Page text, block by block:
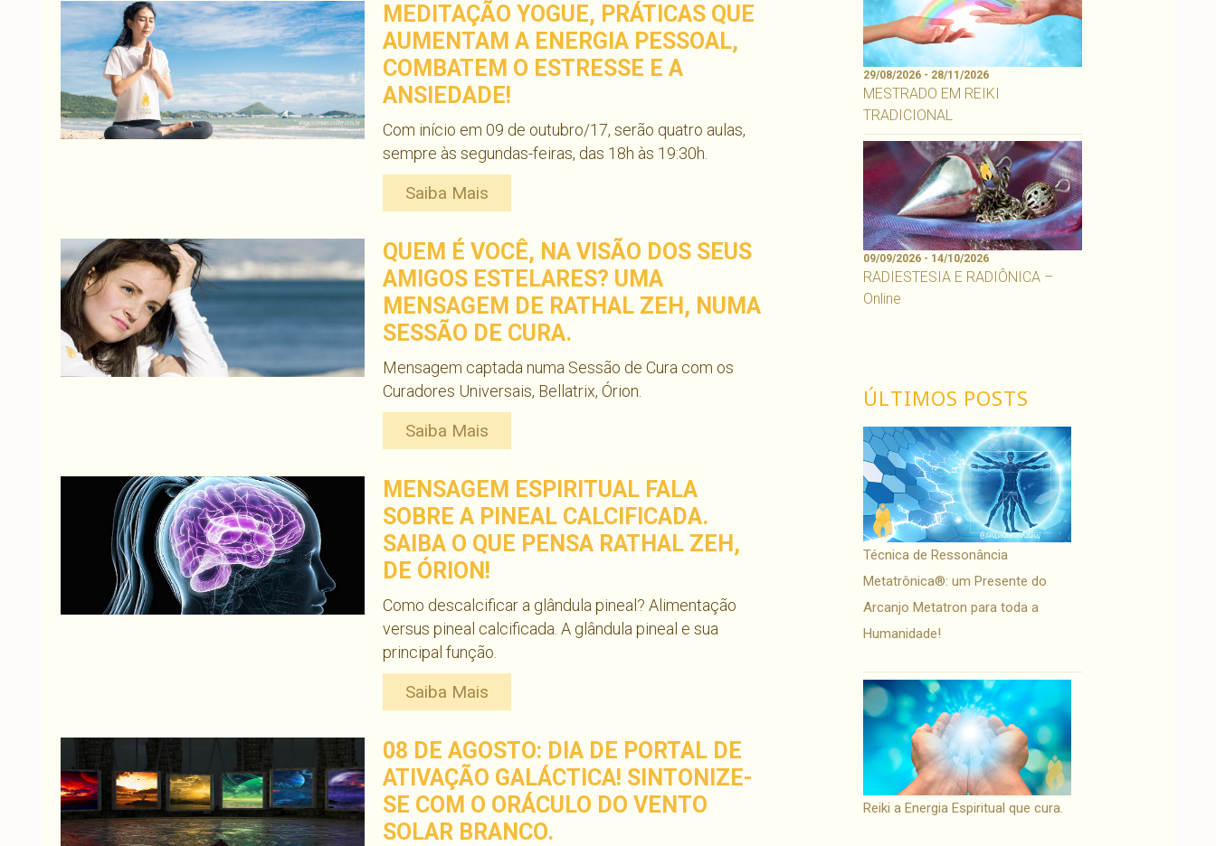
MEDITAÇÃO YOGUE, PRÁTICAS QUE
AUMENTAM A ENERGIA PESSOAL,
COMBATEM O ESTRESSE E A
ANSIEDADE!
Com início em 09 de outubro/17, serão quatro aulas,
sempre às segundas-feiras, das 18h às 19:30h.
Saiba Mais
QUEM É VOCÊ, NA VISÃO DOS SEUS
AMIGOS ESTELARES? UMA
MENSAGEM DE RATHAL ZEH, NUMA
SESSÃO DE CURA.
Mensagem captada numa Sessão de Cura com os
Curadores Universais, Bellatrix, Órion.
Saiba Mais
MENSAGEM ESPIRITUAL FALA
SOBRE A PINEAL CALCIFICADA.
SAIBA O QUE PENSA RATHAL ZEH,
DE ÓRION!
Como descalcificar a glândula pineal? Alimentação
versus pineal calcificada. A glândula pineal e sua
principal função.
Saiba Mais
08 DE AGOSTO: DIA DE PORTAL DE
ATIVAÇÃO GALÁCTICA! SINTONIZE-
SE COM O ORÁCULO DO VENTO
SOLAR BRANCO.
29/08/2026 - 28/11/2026
MESTRADO EM REIKI
TRADICIONAL
09/09/2026 - 14/10/2026
RADIESTESIA E RADIÔNICA –
Online
ÚLTIMOS POSTS
Técnica de Ressonância
Metatrônica®: um Presente do
Arcanjo Metatron para toda a
Humanidade!
Reiki a Energia Espiritual que cura.